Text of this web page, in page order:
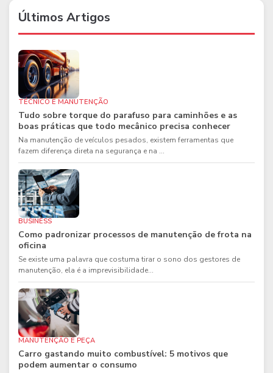
Últimos Artigos
TÉCNICO E MANUTENÇÃO
Tudo sobre torque do parafuso para caminhões e as
boas práticas que todo mecânico precisa conhecer
Na manutenção de veículos pesados, existem ferramentas que
fazem diferença direta na segurança e na ...
BUSINESS
Como padronizar processos de manutenção de frota na
oficina
Se existe uma palavra que costuma tirar o sono dos gestores de
manutenção, ela é a imprevisibilidade...
MANUTENÇÃO E PEÇA
Carro gastando muito combustível: 5 motivos que
podem aumentar o consumo